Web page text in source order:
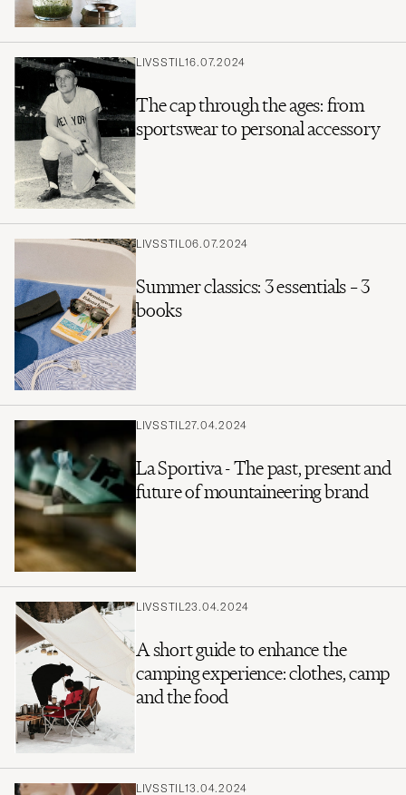
LIVSSTIL 16.07.2024
The cap through the ages: from
sportswear to personal accessory
LIVSSTIL 06.07.2024
Summer classics: 3 essentials – 3
books
LIVSSTIL 27.04.2024
La Sportiva - The past, present and
future of mountaineering brand
LIVSSTIL 23.04.2024
A short guide to enhance the
camping experience: clothes, camp
and the food
LIVSSTIL 13.04.2024